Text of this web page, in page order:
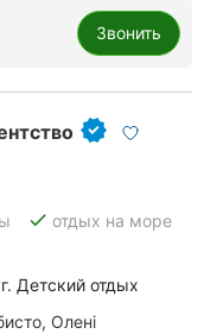
Звонить
done отдых на море
Детский отдых
Олені